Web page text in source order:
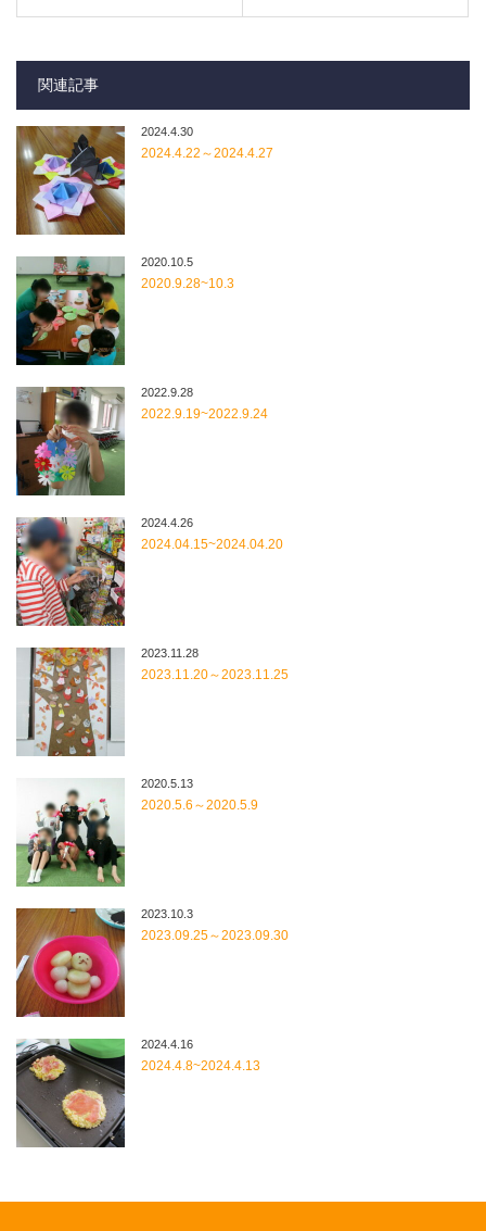
関連記事
2024.4.30
2024.4.22～2024.4.27
2020.10.5
2020.9.28~10.3
2022.9.28
2022.9.19~2022.9.24
2024.4.26
2024.04.15~2024.04.20
2023.11.28
2023.11.20～2023.11.25
2020.5.13
2020.5.6～2020.5.9
2023.10.3
2023.09.25～2023.09.30
2024.4.16
2024.4.8~2024.4.13